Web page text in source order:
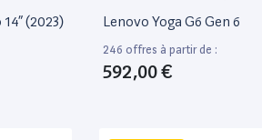
(2023)
Lenovo Yoga G6 Gen 6
246 offres à partir de :
592,00 €